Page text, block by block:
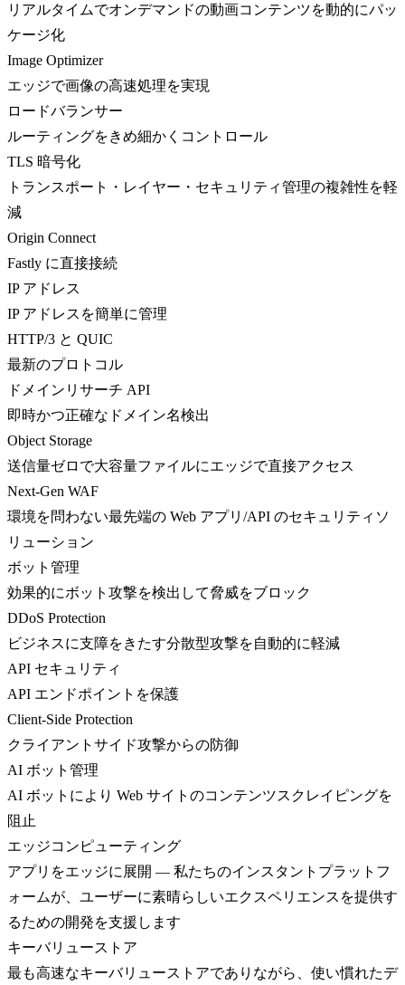
リアルタイムでオンデマンドの動画コンテンツを動的にパッ
ケージ化
Image Optimizer
エッジで画像の高速処理を実現
ロードバランサー
ルーティングをきめ細かくコントロール
TLS 暗号化
トランスポート・レイヤー・セキュリティ管理の複雑性を軽
減
Origin Connect
Fastly に直接接続
IP アドレス
IP アドレスを簡単に管理
HTTP/3 と QUIC
最新のプロトコル
ドメインリサーチ API
即時かつ正確なドメイン名検出
Object Storage
送信量ゼロで大容量ファイルにエッジで直接アクセス
Next-Gen WAF
環境を問わない最先端の Web アプリ/API のセキュリティソ
リューション
ボット管理
効果的にボット攻撃を検出して脅威をブロック
DDoS Protection
ビジネスに支障をきたす分散型攻撃を自動的に軽減
API セキュリティ
API エンドポイントを保護
Client-Side Protection
クライアントサイド攻撃からの防御
AI ボット管理
AI ボットにより Web サイトのコンテンツスクレイピングを
阻止
エッジコンピューティング
アプリをエッジに展開 — 私たちのインスタントプラットフ
ォームが、ユーザーに素晴らしいエクスペリエンスを提供す
るための開発を支援します
キーバリューストア
最も高速なキーバリューストアでありながら、使い慣れたデ